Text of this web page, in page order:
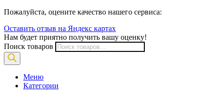
Пожалуйста, оцените качество нашего сервиса:
Оставить отзыв на Яндекс картах
Нам будет приятно получить вашу оценку!
Поиск товаров
Меню
Категории